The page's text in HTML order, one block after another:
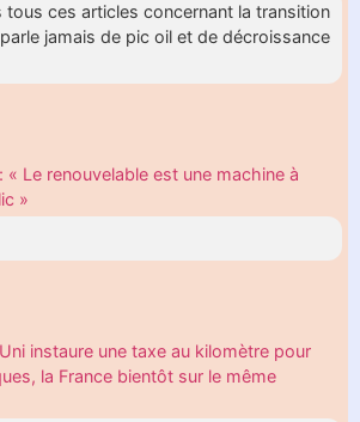
tous ces articles concernant la transition
jamais de pic oil et de décroissance
« Le renouvelable est une machine à
»
instaure une taxe au kilomètre pour
la France bientôt sur le même